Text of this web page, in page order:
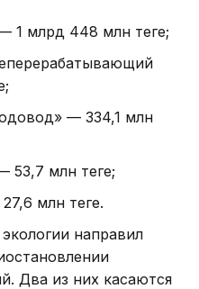
млрд 448 млн теңге;
— 334,1 млн
млн теңге;
млн теңге.
направил
Два из них касаются